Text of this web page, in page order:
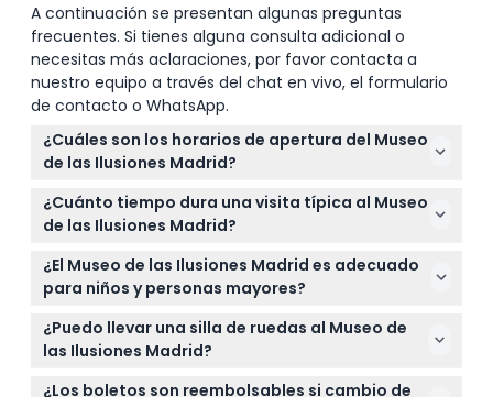
A continuación se presentan algunas preguntas
frecuentes. Si tienes alguna consulta adicional o
necesitas más aclaraciones, por favor contacta a
nuestro equipo a través del chat en vivo, el formulario
de contacto o WhatsApp.
¿Cuáles son los horarios de apertura del Museo
de las Ilusiones Madrid?
El museo está abierto de lunes a jueves de 11:00
a.m. a 9:00 p.m., los viernes hasta las 10:00 p.m., los
9:30 a.m. a 9:00 p.m. (sujeto a cambios — por favor
confirme al momento de la reserva).
¿Cuánto tiempo dura una visita típica al Museo
de las Ilusiones Madrid?
La mayoría de los visitantes pasan
aproximadamente una hora explorando las
exhibiciones interactivas y las ilusiones ópticas en
el museo.
¿El Museo de las Ilusiones Madrid es adecuado
para niños y personas mayores?
Sí, los niños de 0 a 3 años entran gratis, los niños
mayores de 13 años pagan tarifa de adulto, y las
boleto a precio reducido, lo que lo convierte en una
¿Puedo llevar una silla de ruedas al Museo de
las Ilusiones Madrid?
El museo es mayormente accesible para sillas de
¿Los boletos son reembolsables si cambio de